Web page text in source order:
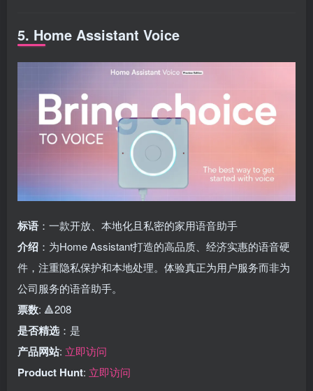
5. Home Assistant Voice
标语 ：一款开放、本地化且私密的家用语音助手
介绍 ：为Home Assistant打造的高品质、经济实惠的语音硬
件，注重隐私保护和本地处理。体验真正为用户服务而非为
公司服务的语音助手。
票数: 🔺208
是否精选 ：是
产品网站: 立即访问
Product Hunt: 立即访问